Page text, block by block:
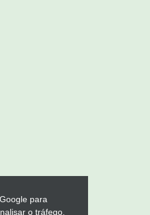
para
o tráfego.